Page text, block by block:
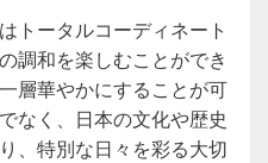
トータルコーディネート
調和を楽しむことができ
層華やかにすることが可
なく、日本の文化や歴史
、特別な日々を彩る大切